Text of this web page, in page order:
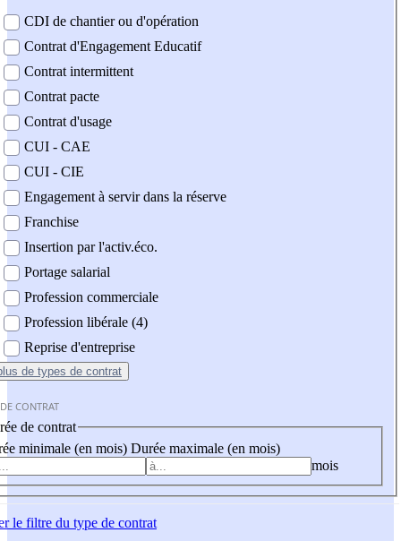
CDI de chantier ou d'opération
Contrat d'Engagement Educatif
Contrat intermittent
Contrat pacte
Contrat d'usage
CUI - CAE
CUI - CIE
Engagement à servir dans la réserve
Franchise
Insertion par l'activ.éco.
Portage salarial
Profession commerciale
Profession libérale (4)
Reprise d'entreprise
de types de contrat
CONTRAT
de contrat
minimale (en mois) Durée maximale (en mois)
mois
le filtre du type de contrat